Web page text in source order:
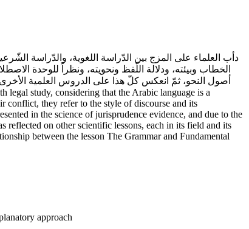
دأب العلماء على المزج بين الدّراسة اللغوية، والدّراسة
الخطاب وبيئته، ودلالة اللّفظ ونحويته، ونظراً للوحدة
أصول النحو، ثمّ انعكس كلّ هذا على الدروس العلمية
conflict, they refer to the style of discourse and its
in the science of jurisprudence evidence, and due to the
reflected on other scientific lessons, each in its field and its
between the lesson The Grammar and Fundamental
approach